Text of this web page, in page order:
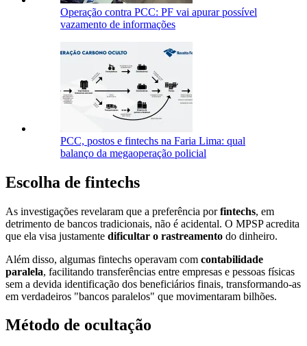
Operação contra PCC: PF vai apurar possível
vazamento de informações
PCC, postos e fintechs na Faria Lima: qual
balanço da megaoperação policial
Escolha de fintechs
As investigações revelaram que a preferência porfintechs, em
detrimento de bancos tradicionais, não é acidental. O MPSP acredita
que ela visa justamente dificultar o rastreamento do dinheiro.
Além disso, algumas fintechs operavam com contabilidade
paralela, facilitando transferências entre empresas e pessoas físicas
sem a devida identificação dos beneficiários finais, transformando-as
em verdadeiros "bancos paralelos" que movimentaram bilhões.
Método de ocultação